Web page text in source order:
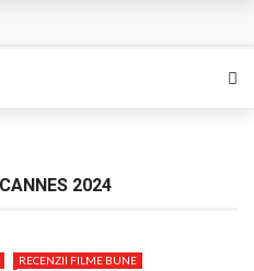
Holy Land – Generatia care
2024
RECENZII FILME BUNE